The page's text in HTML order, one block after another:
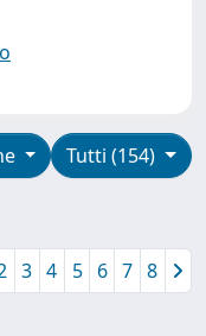
Tutti (154)
3 4 5 6 7 8